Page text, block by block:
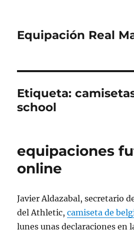
Equipación Real
Etiqueta:
school
equipaciones
online
Javier Aldazabal, secretario
del Athletic,camiseta de
lunes unas declaraciones en